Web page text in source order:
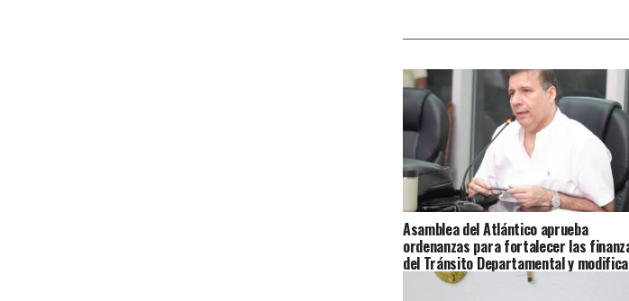
Asamblea del Atlántico aprueba
ordenanzas para fortalecer las
del Tránsito Departamental y
el presupuesto de 2026